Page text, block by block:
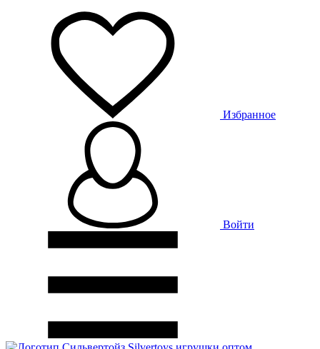
Избранное
Войти